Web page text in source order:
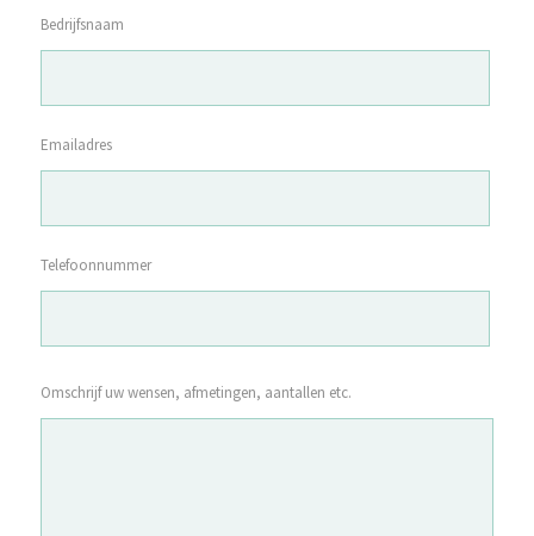
Bedrijfsnaam
Emailadres
Telefoonnummer
Omschrijf uw wensen, afmetingen, aantallen etc.